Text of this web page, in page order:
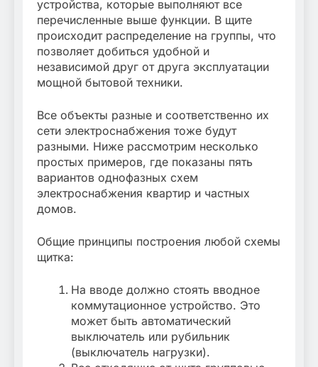
устройства, которые выполняют все
перечисленные выше функции. В щите
происходит распределение на группы, что
позволяет добиться удобной и
независимой друг от друга эксплуатации
мощной бытовой техники.
Все объекты разные и соответственно их
сети электроснабжения тоже будут
разными. Ниже рассмотрим несколько
простых примеров, где показаны пять
вариантов однофазных схем
электроснабжения квартир и частных
домов.
Общие принципы построения любой схемы
щитка:
На вводе должно стоять вводное
коммутационное устройство. Это
может быть автоматический
выключатель или рубильник
(выключатель нагрузки).